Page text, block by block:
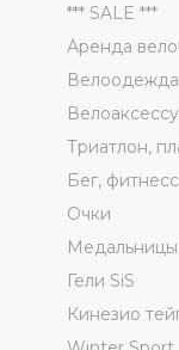
*** SALE ***
Аренда
Велоодежда
Триатлон,
Бег, фитнесс
Очки
Медальницы
Гели SiS
Кинезио